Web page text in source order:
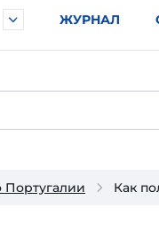
ЖУРНАЛ
Португалии Как